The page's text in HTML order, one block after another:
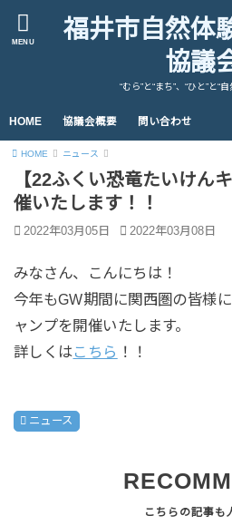
MENU
福井市自然体
協議
“むら”と“まち”、“ひと”と“
HOME 協議会概要 問い合わせ
HOME ニュース
【22ふくい恐竜たいけん
催いたします！！
2022年03月05日 2022年03月08日
みなさん、こんにちは！
今年もGW期間に関西圏の皆様
ャンプを開催いたします。
詳しくはこちら ！！
ニュース